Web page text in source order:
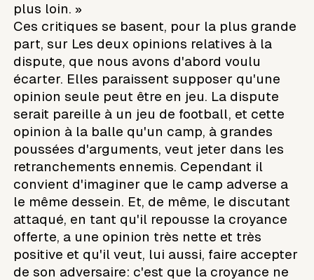
plus loin. »
Ces critiques se basent, pour la plus grande
part, sur Les deux opinions relatives à la
dispute, que nous avons d'abord voulu
écarter. Elles paraissent supposer qu'une
opinion seule peut être en jeu. La dispute
serait pareille à un jeu de football, et cette
opinion à la balle qu'un camp, à grandes
poussées d'arguments, veut jeter dans les
retranchements ennemis. Cependant il
convient d'imaginer que le camp adverse a
le même dessein. Et, de même, le discutant
attaqué, en tant qu'il repousse la croyance
offerte, a une opinion très nette et très
positive et qu'il veut, lui aussi, faire accepter
de son adversaire: c'est que la croyance ne